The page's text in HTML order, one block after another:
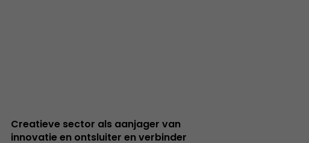
Creatieve sector als aanjager van
innovatie en ontsluiter en verbinder